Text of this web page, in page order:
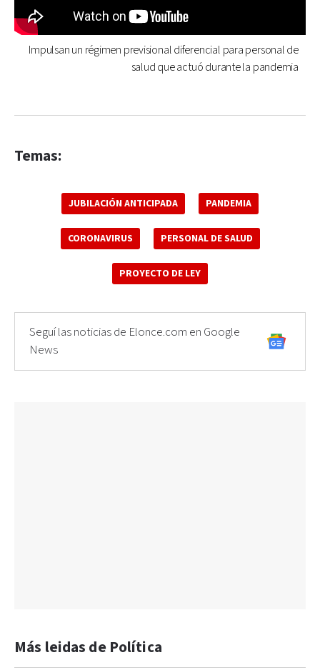
Impulsan un régimen previsional diferencial para personal de
salud que actuó durante la pandemia
Temas:
JUBILACIÓN ANTICIPADA PANDEMIA
CORONAVIRUS PERSONAL DE SALUD
PROYECTO DE LEY
Seguí las noticias de Elonce.com en Google
News
Más leidas de Política